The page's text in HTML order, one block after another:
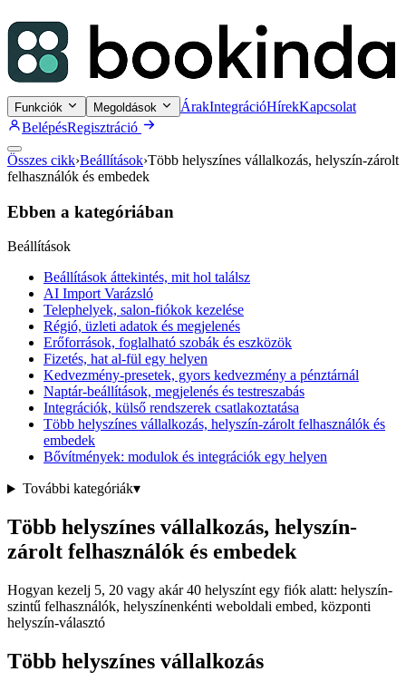
Funkciók Megoldások ÁrakIntegrációHírekKapcsolat
BelépésRegisztráció
Összes cikk›Beállítások›Több helyszínes vállalkozás, helyszín-zárolt
felhasználók és embedek
Ebben a kategóriában
Beállítások
Beállítások áttekintés, mit hol találsz
AI Import Varázsló
Telephelyek, salon-fiókok kezelése
Régió, üzleti adatok és megjelenés
Erőforrások, foglalható szobák és eszközök
Fizetés, hat al-fül egy helyen
Kedvezmény-presetek, gyors kedvezmény a pénztárnál
Naptár-beállítások, megjelenés és testreszabás
Integrációk, külső rendszerek csatlakoztatása
Több helyszínes vállalkozás, helyszín-zárolt felhasználók és
embedek
Bővítmények: modulok és integrációk egy helyen
További kategóriák▾
Több helyszínes vállalkozás, helyszín-
zárolt felhasználók és embedek
Hogyan kezelj 5, 20 vagy akár 40 helyszínt egy fiók alatt: helyszín-
szintű felhasználók, helyszínenkénti weboldali embed, központi
helyszín-választó
Több helyszínes vállalkozás